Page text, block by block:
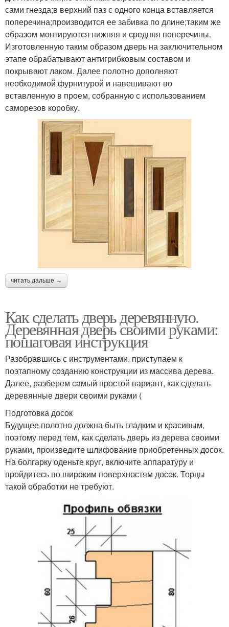
сами гнезда;в верхний паз с одного конца вставляется
поперечина;производится ее забивка по длине;таким же
образом монтируются нижняя и средняя поперечины.
Изготовленную таким образом дверь на заключительном
этапе обрабатывают антигрибковым составом и
покрывают лаком. Далее полотно дополняют
необходимой фурнитурой и навешивают во
вставленную в проем, собранную с использованием
саморезов коробку.
читать дальше →
Как сделать дверь деревянную.
Деревянная дверь своими руками:
пошаговая инструкция
Разобравшись с инструментами, приступаем к
поэтапному созданию конструкции из массива дерева.
Далее, разберем самый простой вариант, как сделать
деревянные двери своими руками (
Подготовка досок
Будущее полотно должна быть гладким и красивым,
поэтому перед тем, как сделать дверь из дерева своими
руками, произведите шлифование приобретенных досок.
На болгарку оденьте круг, включите аппаратуру и
пройдитесь по широким поверхностям досок. Торцы
такой обработки не требуют.